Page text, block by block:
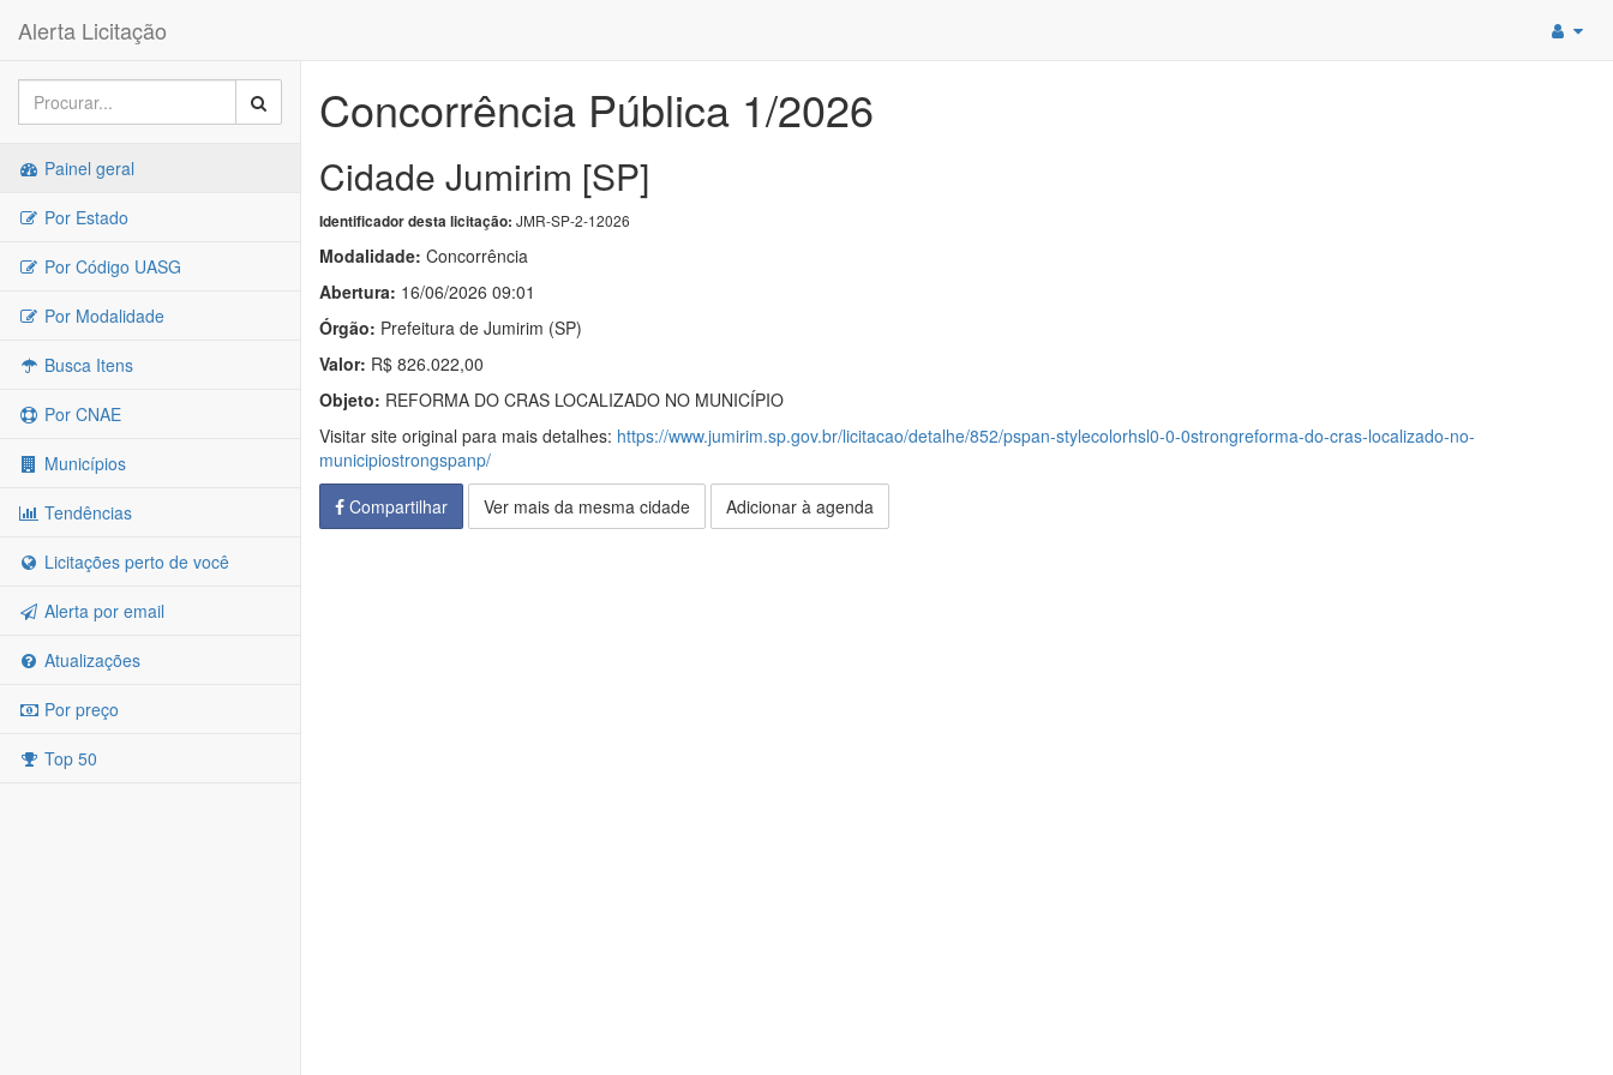
Alerta Licitação
Painel geral
Por Estado
Por Código UASG
Por Modalidade
Busca Itens
Por CNAE
Municípios
Tendências
Licitações perto de você
Alerta por email
Atualizações
Por preço
Top 50
Concorrência Pública 1/2026
Cidade Jumirim [SP]
Identificador desta licitação: JMR-SP-2-12026
Modalidade: Concorrência
Abertura: 16/06/2026 09:01
Órgão: Prefeitura de Jumirim (SP)
Valor: R$ 826.022,00
Objeto: REFORMA DO CRAS LOCALIZADO NO MUNICÍPIO
Visitar site original para mais detalhes: https://www.jumirim.sp.gov.br/licitacao/detalhe/852/pspan-stylecolorhsl0-0-0strongreforma-do-cras-localizado-no-
municipiostrongspanp/
Compartilhar
Ver mais da mesma cidade Adicionar à agenda